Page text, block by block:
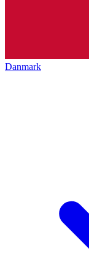
Danmark